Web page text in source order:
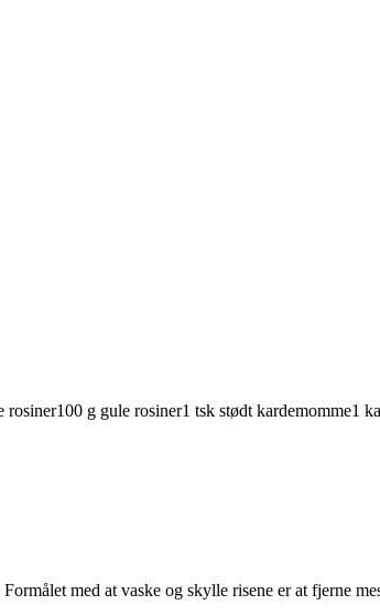
rosiner100 g gule rosiner1 tsk stødt kardemomme1
med at vaske og skylle risene er at fjerne